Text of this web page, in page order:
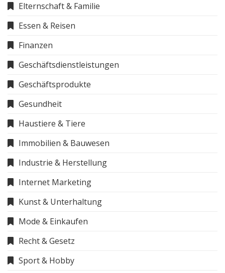
Elternschaft & Familie
Essen & Reisen
Finanzen
Geschäftsdienstleistungen
Geschäftsprodukte
Gesundheit
Haustiere & Tiere
Immobilien & Bauwesen
Industrie & Herstellung
Internet Marketing
Kunst & Unterhaltung
Mode & Einkaufen
Recht & Gesetz
Sport & Hobby